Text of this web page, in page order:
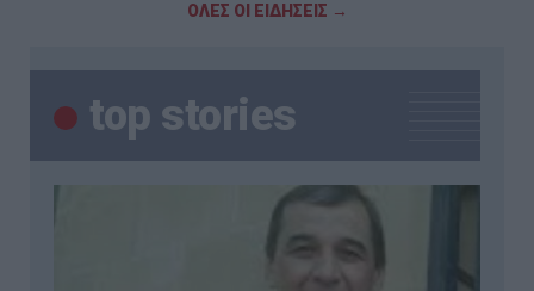
ΟΛΕΣ ΟΙ ΕΙΔΗΣΕΙΣ →
top stories